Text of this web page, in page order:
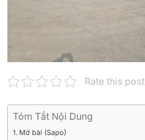
Rate this post
Tóm Tắt Nội Dung
Mở bài (Sapo)